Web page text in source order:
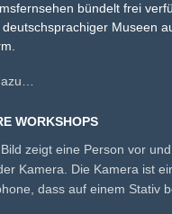
bündelt frei
deutschsprachiger Museen
WORKSHOPS